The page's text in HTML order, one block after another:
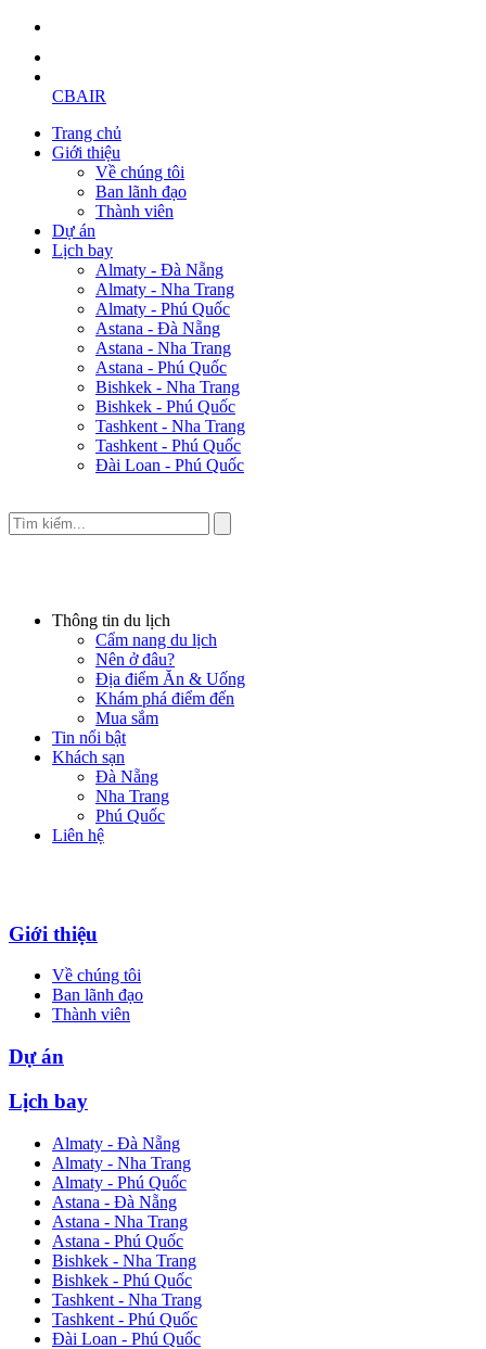
CBAIR
Trang chủ
Giới thiệu
Về chúng tôi
Ban lãnh đạo
Thành viên
Dự án
Lịch bay
Almaty - Đà Nẵng
Almaty - Nha Trang
Almaty - Phú Quốc
Astana - Đà Nẵng
Astana - Nha Trang
Astana - Phú Quốc
Bishkek - Nha Trang
Bishkek - Phú Quốc
Tashkent - Nha Trang
Tashkent - Phú Quốc
Đài Loan - Phú Quốc
Thông tin du lịch
Cẩm nang du lịch
Nên ở đâu?
Địa điểm Ăn & Uống
Khám phá điểm đến
Mua sắm
Tin nổi bật
Khách sạn
Đà Nẵng
Nha Trang
Phú Quốc
Liên hệ
Giới thiệu
Về chúng tôi
Ban lãnh đạo
Thành viên
Dự án
Lịch bay
Almaty - Đà Nẵng
Almaty - Nha Trang
Almaty - Phú Quốc
Astana - Đà Nẵng
Astana - Nha Trang
Astana - Phú Quốc
Bishkek - Nha Trang
Bishkek - Phú Quốc
Tashkent - Nha Trang
Tashkent - Phú Quốc
Đài Loan - Phú Quốc